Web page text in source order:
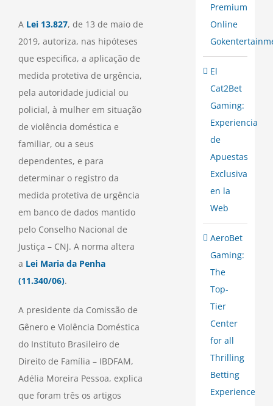
A Lei 13.827, de 13 de maio de
2019, autoriza, nas hipóteses
que especifica, a aplicação de
medida protetiva de urgência,
pela autoridade judicial ou
policial, à mulher em situação
de violência doméstica e
familiar, ou a seus
dependentes, e para
determinar o registro da
medida protetiva de urgência
em banco de dados mantido
pelo Conselho Nacional de
Justiça – CNJ. A norma altera
a Lei Maria da Penha
(11.340/06).
A presidente da Comissão de
Gênero e Violência Doméstica
do Instituto Brasileiro de
Direito de Família – IBDFAM,
Adélia Moreira Pessoa, explica
que foram três os artigos
Premium
Online
El
Cat2Bet
Gaming:
Experiencia
de
Apuestas
Exclusiva
en la
Web
AeroBet
Gaming:
The
Top-
Tier
Center
for all
Thrilling
Betting
Experience